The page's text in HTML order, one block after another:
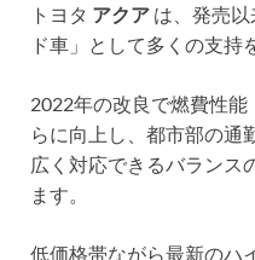
トヨタ アクア は、発売
ド車」として多くの支持
2022年の改良で燃費性
らに向上し、都市部の通
広く対応できるバランス
ます。
低価格帯ながら最新のハ